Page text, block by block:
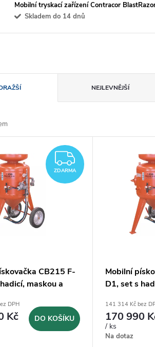
Mobilní tryskací zařízení Contracor
Skladem do 14 dnů
NEJLEVNĚJŠÍ
ZDARMA
ZDARMA
CB215 F-
maskou a
DPH
Kč DO KOŠÍKU
Mobilní
D1, set s
141 314 Kč bez
170 990
/ ks
Na dotaz